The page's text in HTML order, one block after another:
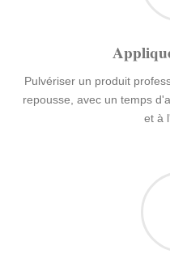
Pulvériser un produit
repousse, avec un temps
et à